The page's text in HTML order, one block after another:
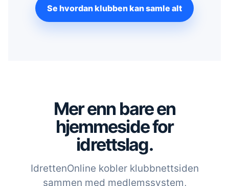
Se hvordan klubben kan samle alt
Mer enn bare en
hjemmeside for
idrettslag.
IdrettenOnline kobler klubbnettsiden
sammen med medlemssystem,